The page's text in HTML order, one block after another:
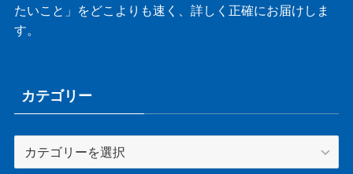
たいこと」をどこよりも速く、詳しく正確にお届けしま
す。
カテゴリー
テ